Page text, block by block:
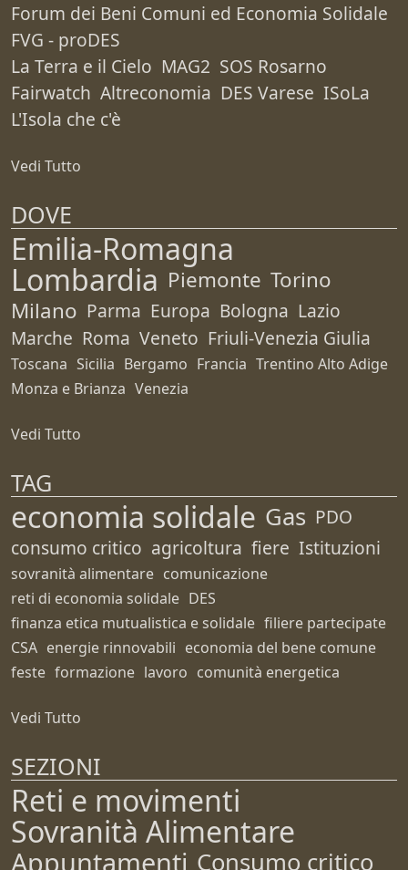
Forum dei Beni Comuni ed Economia Solidale
FVG - proDES
La Terra e il Cielo MAG2 SOS Rosarno
Fairwatch Altreconomia DES Varese ISoLa
L'Isola che c'è
Vedi Tutto
DOVE
Emilia-Romagna
Lombardia Piemonte Torino
Milano Parma Europa Bologna Lazio
Marche Roma Veneto Friuli-Venezia Giulia
Toscana Sicilia Bergamo Francia Trentino Alto Adige
Monza e Brianza Venezia
Vedi Tutto
TAG
economia solidale Gas PDO
consumo critico agricoltura fiere Istituzioni
sovranità alimentare comunicazione
reti di economia solidale DES
finanza etica mutualistica e solidale filiere partecipate
CSA energie rinnovabili economia del bene comune
feste formazione lavoro comunità energetica
Vedi Tutto
SEZIONI
Reti e movimenti
Sovranità Alimentare
Appuntamenti Consumo critico